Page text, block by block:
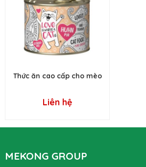
Thức ăn cao cấp cho mèo
Liên hệ
MEKONG GROUP